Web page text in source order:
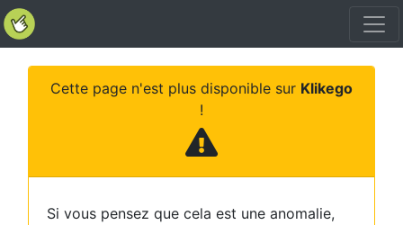
Cette page n'est plus disponible sur Klikego
!
Si vous pensez que cela est une anomalie,